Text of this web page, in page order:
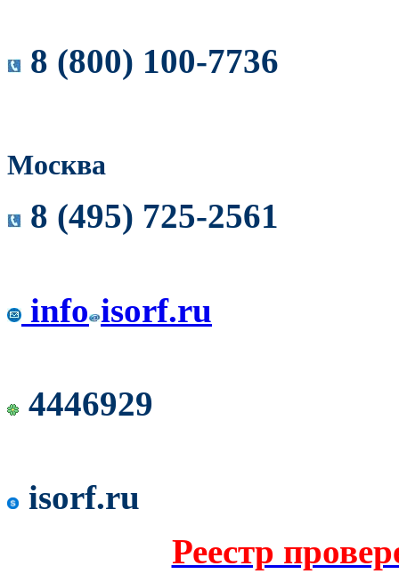
8 (800) 100-7736
Москва
8 (495) 725-2561
info isorf.ru
4446929
isorf.ru
Реестр